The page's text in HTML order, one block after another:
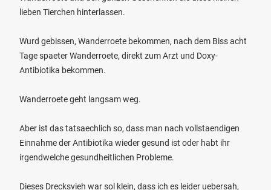
lieben Tierchen hinterlassen.
Wurd gebissen, Wanderroete bekommen, nach dem Biss acht
Tage spaeter Wanderroete, direkt zum Arzt und Doxy-
Antibiotika bekommen.
Wanderroete geht langsam weg.
Aber ist das tatsaechlich so, dass man nach vollstaendigen
Einnahme der Antibiotika wieder gesund ist oder habt ihr
irgendwelche gesundheitlichen Probleme.
Dieses Drecksvieh war sol klein, dass ich es leider uebersah,